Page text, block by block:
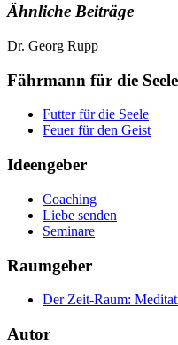
Ähnliche Beiträge
Dr. Georg Rupp
Fährmann für die Seele
Futter für die Seele
Feuer für den Geist
Ideengeber
Coaching
Liebe senden
Seminare
Raumgeber
Der Zeit-Raum:
Autor